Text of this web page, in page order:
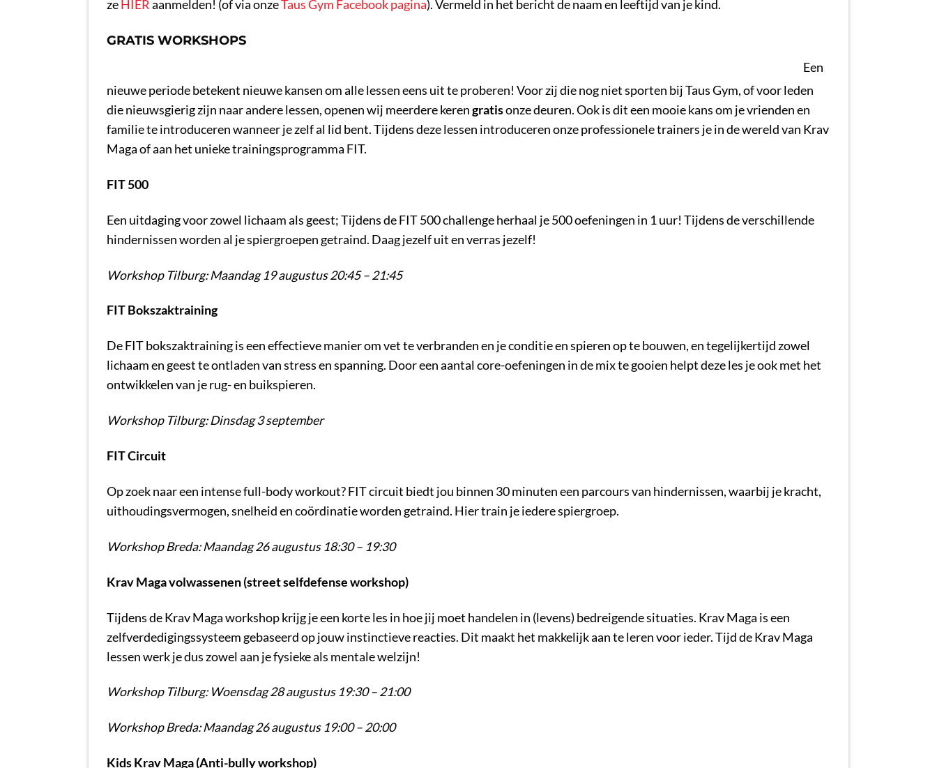
zeHIERaanmelden! (of via onzeTaus Gym Facebook pagina). Vermeld in het bericht de naam en leeftijd van je kind.
GRATIS WORKSHOPS
Een
nieuwe periode betekent nieuwe kansen om alle lessen eens uit te proberen! Voor zij die nog niet sporten bij Taus Gym, of voor leden
die nieuwsgierig zijn naar andere lessen, openen wij meerdere kerengratisonze deuren. Ook is dit een mooie kans om je vrienden en
familie te introduceren wanneer je zelf al lid bent. Tijdens deze lessen introduceren onze professionele trainers je in de wereld van Krav
Maga of aan het unieke trainingsprogramma FIT.
FIT 500
Een uitdaging voor zowel lichaam als geest; Tijdens de FIT 500 challenge herhaal je 500 oefeningen in 1 uur! Tijdens de verschillende
hindernissen worden al je spiergroepen getraind. Daag jezelf uit en verras jezelf!
Workshop Tilburg: Maandag 19 augustus 20:45 – 21:45
FIT Bokszaktraining
De FIT bokszaktraining is een effectieve manier om vet te verbranden en je conditie en spieren op te bouwen, en tegelijkertijd zowel
lichaam en geest te ontladen van stress en spanning. Door een aantal core-oefeningen in de mix te gooien helpt deze les je ook met het
ontwikkelen van je rug- en buikspieren.
Workshop Tilburg: Dinsdag 3 september
FIT Circuit
Op zoek naar een intense full-body workout? FIT circuit biedt jou binnen 30 minuten een parcours van hindernissen, waarbij je kracht,
uithoudingsvermogen, snelheid en coördinatie worden getraind. Hier train je iedere spiergroep.
Workshop Breda: Maandag 26 augustus 18:30 – 19:30
Krav Maga volwassenen (street selfdefense workshop)
Tijdens de Krav Maga workshop krijg je een korte les in hoe jij moet handelen in (levens) bedreigende situaties. Krav Maga is een
zelfverdedigingssysteem gebaseerd op jouw instinctieve reacties. Dit maakt het makkelijk aan te leren voor ieder. Tijd de Krav Maga
lessen werk je dus zowel aan je fysieke als mentale welzijn!
Workshop Tilburg: Woensdag 28 augustus 19:30 – 21:00
Workshop Breda: Maandag 26 augustus 19:00 – 20:00
Kids Krav Maga (Anti-bully workshop)